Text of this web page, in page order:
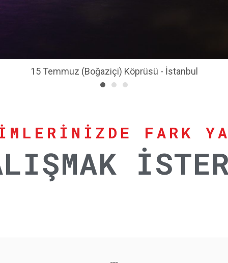
FSM Köprüsü - İstanbul
FARK